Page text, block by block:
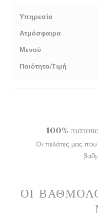
ΟΙ
Υπηρεσία
Ατμόσφαιρα
Μενού
Ποιότητα/Τιμή
100%
Οι πελάτες μας